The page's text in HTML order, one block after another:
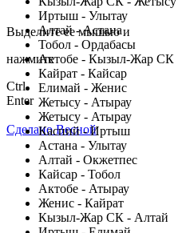
Иртыш - Улытау
Алтай - Астана
Тобол - Ордабасы
Актобе - Кызыл-Жар СК
Кайрат - Кайсар
Елимай - Женис
Жетысу - Атырау
Жетысу - Атырау
Каспий - Иртыш
Астана - Улытау
Алтай - Окжетпес
Кайсар - Тобол
Актобе - Атырау
Женис - Кайрат
Кызыл-Жар СК - Алтай
Заметили ошибку в тексте?
Выделите ее мышью и
нажмите
Ctrl
Enter
Сделано Весной